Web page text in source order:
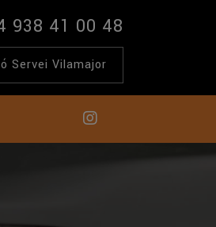
938 41 00 48
Servei Vilamajor